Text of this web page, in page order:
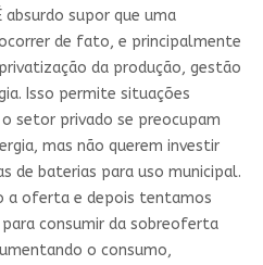
absurdo supor que uma
de fato, e principalmente
da produção, gestão
Isso permite situações
setor privado se preocupam
mas não querem investir
de baterias para uso municipal.
a oferta e depois tentamos
consumir da sobreoferta
o consumo,